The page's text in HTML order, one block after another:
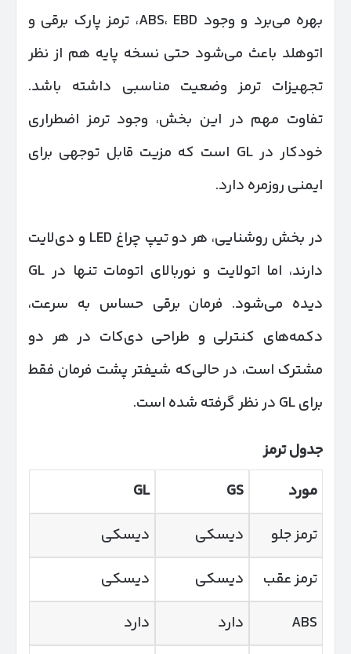
بهره می‌برد و وجود ABS، EBD، ترمز پارک برقی و
اتوهلد باعث می‌شود حتی نسخه پایه هم از نظر
تجهیزات ترمز وضعیت مناسبی داشته باشد.
تفاوت مهم در این بخش، وجود ترمز اضطراری
خودکار در GL است که مزیت قابل توجهی برای
ایمنی روزمره دارد.
در بخش روشنایی، هر دو تیپ چراغ LED و دی‌لایت
دارند، اما اتولایت و نوربالای اتومات تنها در GL
دیده می‌شود. فرمان برقی حساس به سرعت،
دکمه‌های کنترلی و طراحی دی‌کات در هر دو
مشترک است، در حالی‌که شیفتر پشت فرمان فقط
برای GL در نظر گرفته شده است.
جدول ترمز
مورد
GS
GL
ترمز جلو
دیسکی
دیسکی
ترمز عقب
دیسکی
دیسکی
ABS
دارد دارد